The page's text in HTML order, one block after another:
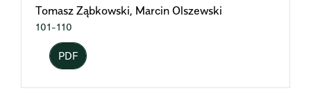
Tomasz Ząbkowski, Marcin Olszewski
101-110
PDF